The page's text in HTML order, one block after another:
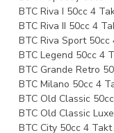
BTC Riva I 50cc 4
BTC Riva II 50cc 4
BTC Riva Sport 50cc
BTC Legend 50cc 4
BTC Grande Retro
BTC Milano 50cc 4
BTC Old Classic
BTC Old Classic
BTC City 50cc 4 Takt